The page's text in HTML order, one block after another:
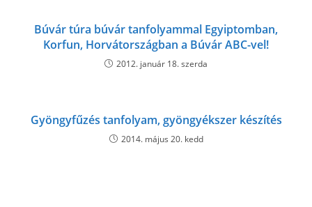
Búvár túra búvár tanfolyammal Egyiptomban,
Korfun, Horvátországban a Búvár ABC-vel!
2012. január 18. szerda
Gyöngyfűzés tanfolyam, gyöngyékszer készítés
2014. május 20. kedd